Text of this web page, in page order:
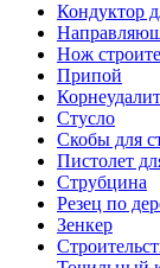
Кондуктор
Нож
Припой
Стусло
Скобы для
Пистолет
Струбцина
Резец по
Зенкер